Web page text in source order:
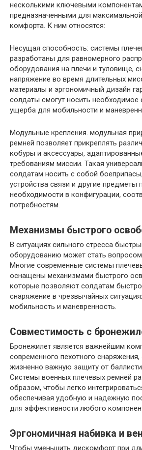
несколькими ключевыми
предназначенными для
комфорта. К ним относятся:
Несущая способность: системы
разработаны для равномерного
оборудования на плечи и туловище,
напряжение во время длительных
материалы и эргономичный дизайн
солдаты смогут носить необходимое
ущерба для мобильности и
Модульные крепления. модульная
ремней позволяет прикреплять
кобуры и аксессуары,
требованиям миссии. Такая
солдатам носить с собой
устройства связи и другие предметы
необходимости в конфигурации,
потребностям.
Механизмы быстрого
В ситуациях сильного стресса
оборудованию может стать
Многие современные системы
оснащены механизмами быстрого
которые позволяют солдатам
снаряжение в чрезвычайных
мобильность и маневренность.
Совместимость с
Бронежилет является важнейшим
современного пехотного снаряжения,
жизненно важную защиту от
Системы военных плечевых ремней
образом, чтобы легко
обеспечивая удобную и надежную
для эффективности любого
Эргономичная набивка и
Чтобы уменьшить дискомфорт при